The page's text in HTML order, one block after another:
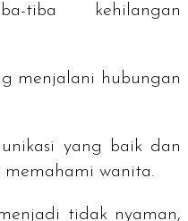
tiba kehilangan
menjalani hubungan
yang baik dan
wanita.
tidak nyaman,